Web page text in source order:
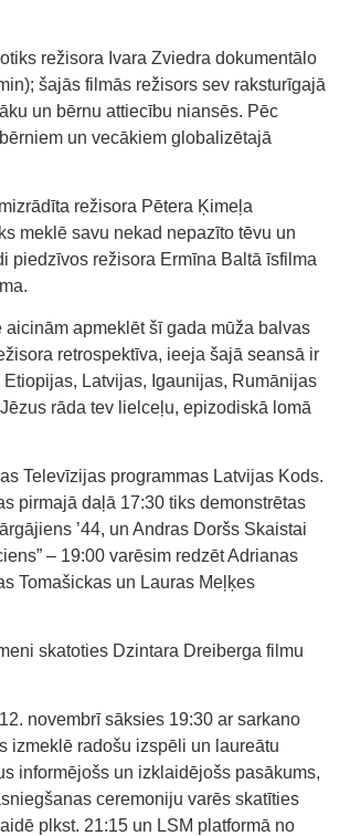
režisora Ivara Zviedra dokumentālo
šajās filmās režisors sev raksturīgajā
un bērnu attiecību niansēs. Pēc
un vecākiem globalizētajā
režisora Pētera Ķimeļa
meklē savu nekad nepazīto tēvu un
piedzīvos režisora Ermīna Baltā īsfilma
apmeklēt šī gada mūža balvas
retrospektīva, ieeja šajā seansā ir
Latvijas, Igaunijas, Rumānijas
rāda tev lielceļu, epizodiskā lomā
Televīzijas programmas Latvijas Kods.
pirmajā daļā 17:30 tiks demonstrētas
’44, un Andras Doršs Skaistai
– 19:00 varēsim redzēt Adrianas
Tomašickas un Lauras Meļķes
skatoties Dzintara Dreiberga filmu
novembrī sāksies 19:30 ar sarkano
izmeklē radošu izspēli un laureātu
informējošs un izklaidējošs pasākums,
ceremoniju varēs skatīties
plkst. 21:15 un LSM platformā no